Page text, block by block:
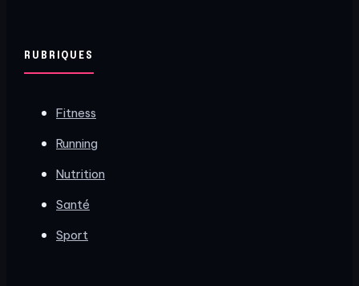
RUBRIQUES
Fitness
Running
Nutrition
Santé
Sport